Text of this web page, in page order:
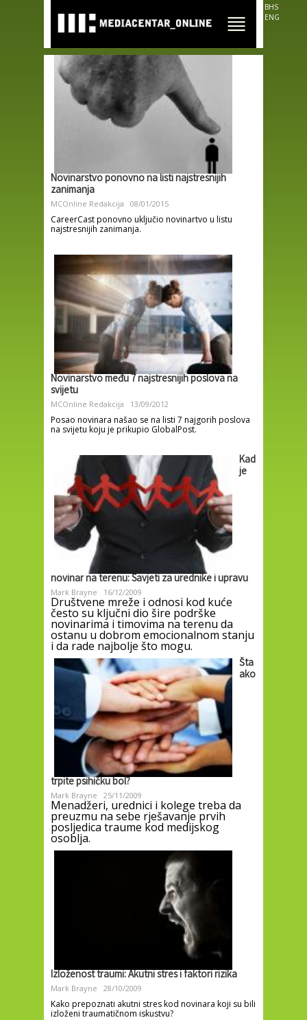
main
content
BHS
ENG
Novinarstvo ponovno na listi najstresnijih
zanimanja
MCOnline Redakcija 08/01/2015
CareerCast ponovno uključio novinartvo u listu
najstresnijih zanimanja.
Novinarstvo među 7 najstresnijih poslova na
svijetu
MCOnline Redakcija 13/09/2012
Posao novinara našao se na listi 7 najgorih poslova
na svijetu koju je prikupio GlobalPost.
Kad
je
novinar na terenu: Savjeti za urednike i upravu
Mark Brayne 16/12/2009
Društvene mreže i odnosi kod kuće
često su ključni dio šire podrške
novinarima i timovima na terenu da
ostanu u dobrom emocionalnom stanju
i da rade najbolje što mogu.
Šta
ako
trpite psihičku bol?
Mark Brayne 25/11/2009
Menadžeri, urednici i kolege treba da
preuzmu na sebe rješavanje prvih
posljedica traume kod medijskog
osoblja.
Izloženost traumi: Akutni stres i faktori rizika
Mark Brayne 28/10/2009
Kako prepoznati akutni stres kod novinara koji su bili
izloženi traumatičnom iskustvu?